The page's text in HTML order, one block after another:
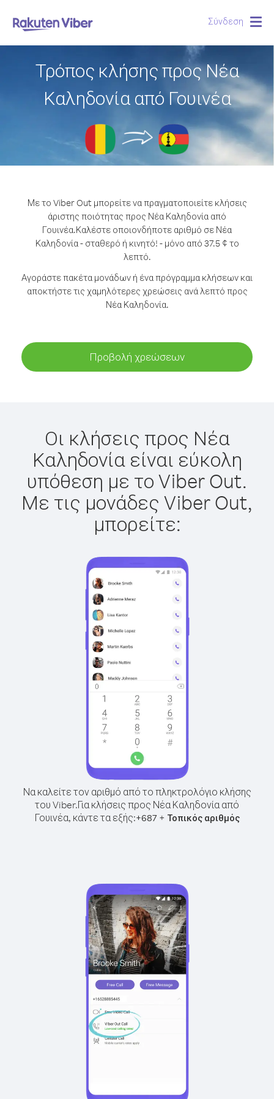
Σύνδεση
Τρόπος κλήσης προς Νέα
Καληδονία από Γουινέα
Με το Viber Out μπορείτε να πραγματοποιείτε κλήσεις
άριστης ποιότητας προς Νέα Καληδονία από
Γουινέα.Καλέστε οποιονδήποτε αριθμό σε Νέα
Καληδονία - σταθερό ή κινητό! - μόνο από 37.5 ¢ το
λεπτό.
Αγοράστε πακέτα μονάδων ή ένα πρόγραμμα κλήσεων και
αποκτήστε τις χαμηλότερες χρεώσεις ανά λεπτό προς
Νέα Καληδονία.
Προβολή χρεώσεων
Οι κλήσεις προς Νέα
Καληδονία είναι εύκολη
υπόθεση με το Viber Out.
Με τις μονάδες Viber Out,
μπορείτε:
Να καλείτε τον αριθμό από το πληκτρολόγιο κλήσης
του Viber.Για κλήσεις προς Νέα Καληδονία από
Γουινέα, κάντε τα εξής:+687+ Τοπικός αριθμός